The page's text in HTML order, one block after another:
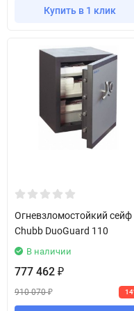
Купить в 1 клик
Огневзломостойкий сейф
Chubb DuoGuard 110
В наличии
777 462 ₽
910 070₽